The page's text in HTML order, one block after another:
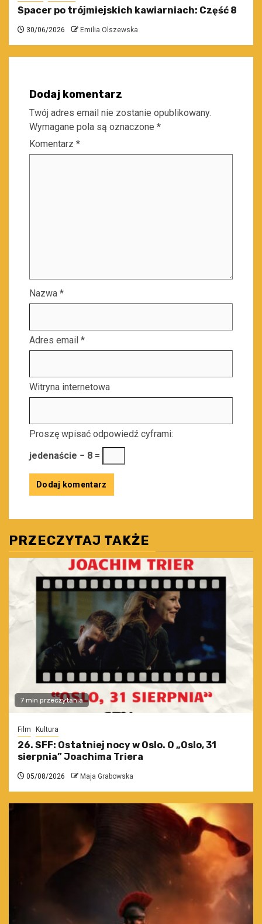
Spacer po trójmiejskich kawiarniach: Część 8
30/06/2026 Emilia Olszewska
Dodaj komentarz
Twój adres email nie zostanie opublikowany.
Wymagane pola są oznaczone *
Komentarz *
Nazwa *
Adres email *
Witryna internetowa
Proszę wpisać odpowiedź cyframi:
jedenaście − 8 =
PRZECZYTAJ TAKŻE
7 min przeczytania
Film Kultura
26. SFF: Ostatniej nocy w Oslo. O „Oslo, 31
sierpnia” Joachima Triera
05/08/2026 Maja Grabowska